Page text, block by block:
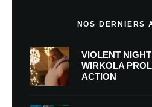
NOS DERNIERS
VIOLENT
WIRKOLA
ACTION